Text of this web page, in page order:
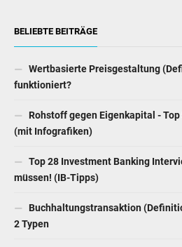
BELIEBTE BEITRÄGE
Wertbasierte Preisgestaltung
funktioniert?
Rohstoff gegen Eigenkapital -
(mit Infografiken)
Top 28 Investment Banking
müssen! (IB-Tipps)
Buchhaltungstransaktion
2 Typen